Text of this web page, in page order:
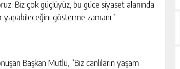
Biz çok güçlüyüz, bu güce siyaset alanında
yapabileceğini gösterme zamanı.”
Başkan Mutlu, “Biz canlıların yaşam